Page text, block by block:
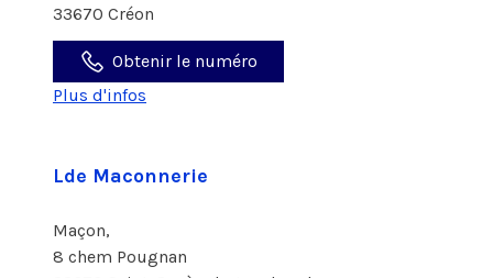
33670 Créon
Obtenir le numéro
Plus d'infos
Lde Maconnerie
Maçon,
8 chem Pougnan